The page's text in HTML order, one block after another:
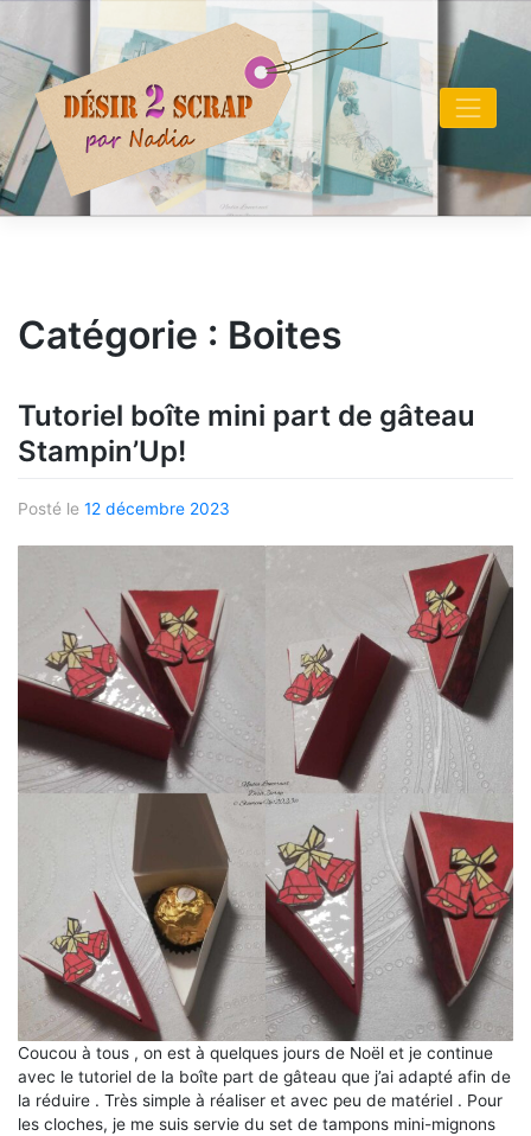
content
Catégorie : Boites
Tutoriel boîte mini part de gâteau
Stampin’Up!
Posté le 12 décembre 2023
Coucou à tous , on est à quelques jours de Noël et je continue
avec le tutoriel de la boîte part de gâteau que j’ai adapté afin de
la réduire . Très simple à réaliser et avec peu de matériel . Pour
les cloches, je me suis servie du set de tampons mini-mignons